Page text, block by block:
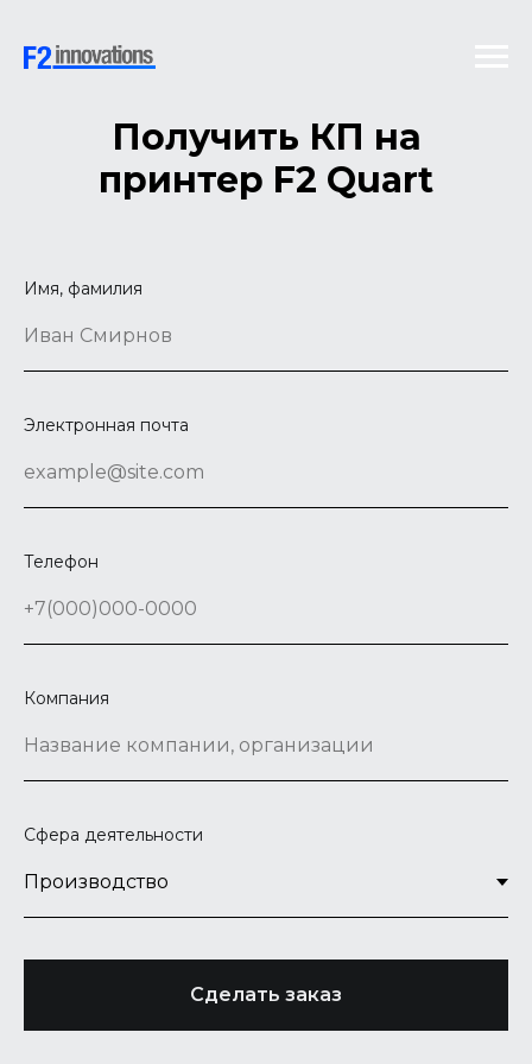
Получить КП на
принтер F2 Quart
Имя, фамилия
Электронная почта
Телефон
Компания
Сфера деятельности
Сделать заказ